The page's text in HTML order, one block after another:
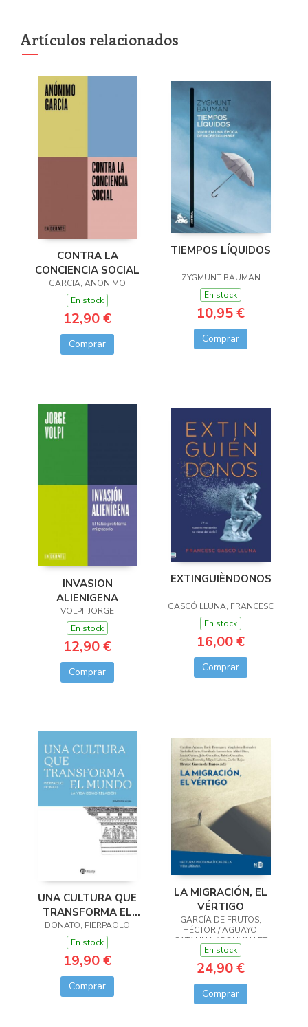
Artículos relacionados
CONTRA LA
CONCIENCIA SOCIAL
GARCIA, ANONIMO
En stock
12,90 €
Comprar
TIEMPOS LÍQUIDOS
ZYGMUNT BAUMAN
En stock
10,95 €
Comprar
INVASION
ALIENIGENA
VOLPI, JORGE
En stock
12,90 €
Comprar
EXTINGUIÈNDONOS
GASCÓ LLUNA, FRANCESC
En stock
16,00 €
Comprar
UNA CULTURA QUE
TRANSFORMA EL
MUNDO:VIDA COMO
RELACION
DONATO, PIERPAOLO
En stock
19,90 €
Comprar
LA MIGRACIÓN, EL
VÉRTIGO
GARCÍA DE FRUTOS,
HÉCTOR / AGUAYO,
CATALINA / BONVALLET
COMMENTZ, MAGDALENA
/ CARTA DE SOUZA,
NATHAL
En stock
24,90 €
Comprar